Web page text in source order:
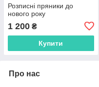
Розписні пряники до
нового року
1 200 ₴
Купити
Про нас